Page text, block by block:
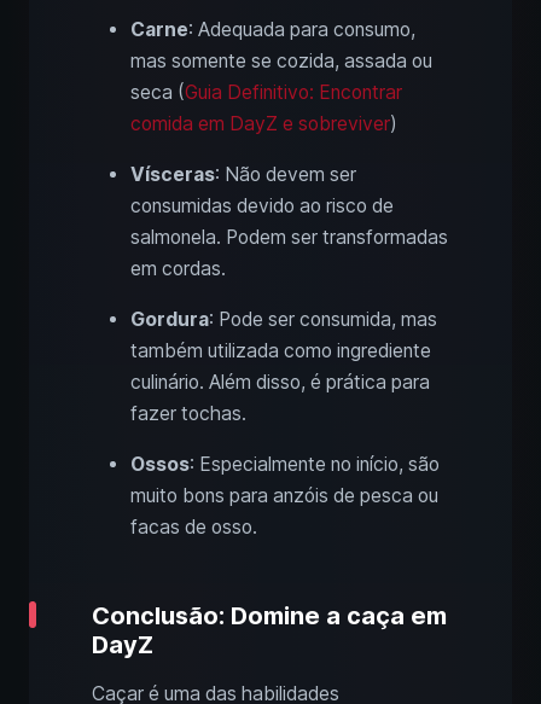
Carne: Adequada para consumo,
mas somente se cozida, assada ou
seca (Guia Definitivo: Encontrar
comida em DayZ e sobreviver)
Vísceras: Não devem ser
consumidas devido ao risco de
salmonela. Podem ser transformadas
em cordas.
Gordura: Pode ser consumida, mas
também utilizada como ingrediente
culinário. Além disso, é prática para
fazer tochas.
Ossos: Especialmente no início, são
muito bons para anzóis de pesca ou
facas de osso.
Conclusão: Domine a caça em
DayZ
Caçar é uma das habilidades